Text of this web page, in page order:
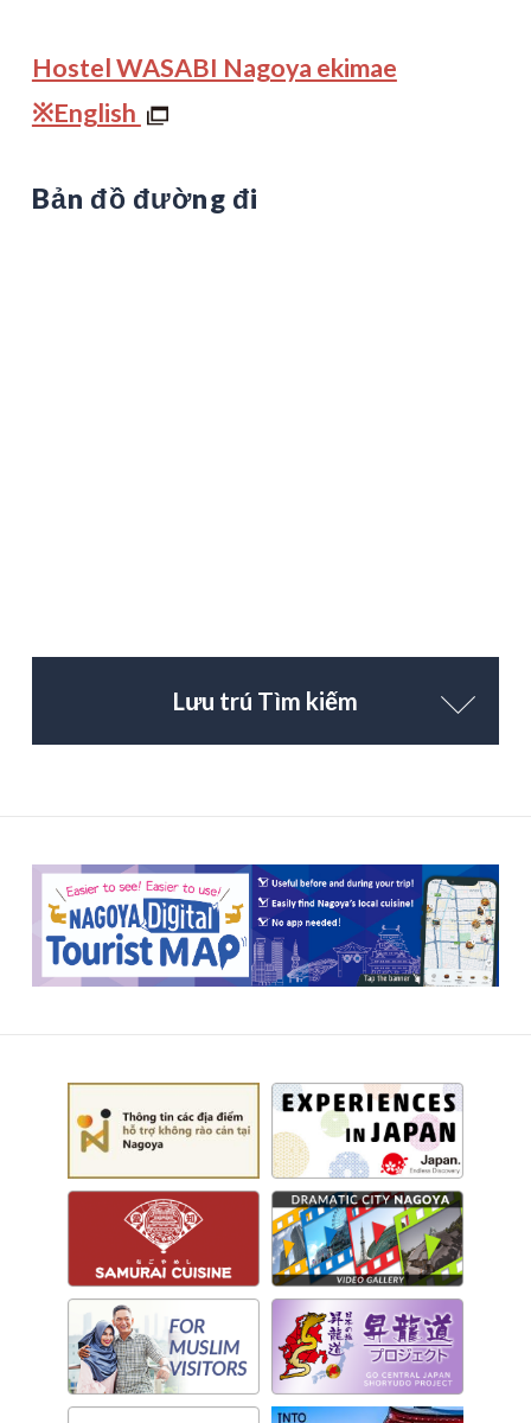
Hostel WASABI Nagoya ekimae
※English
Bản đồ đường đi
Lưu trú Tìm kiếm